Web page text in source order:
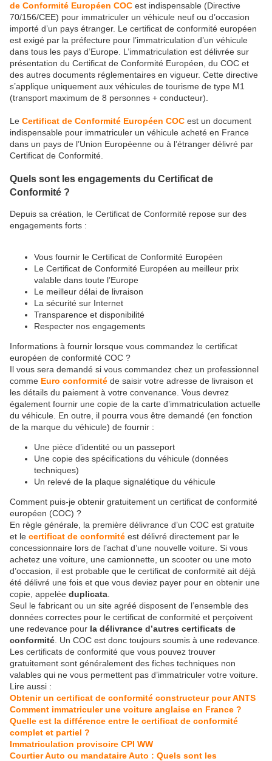
de Conformité Européen COC est indispensable (Directive
70/156/CEE) pour immatriculer un véhicule neuf ou d’occasion
importé d’un pays étranger. Le certificat de conformité européen
est exigé par la préfecture pour l’immatriculation d’un véhicule
dans tous les pays d’Europe. L’immatriculation est délivrée sur
présentation du Certificat de Conformité Européen, du COC et
des autres documents réglementaires en vigueur. Cette directive
s’applique uniquement aux véhicules de tourisme de type M1
(transport maximum de 8 personnes + conducteur).
Le Certificat de Conformité Européen COC est un document
indispensable pour immatriculer un véhicule acheté en France
dans un pays de l’Union Européenne ou à l’étranger délivré par
Certificat de Conformité.
Quels sont les engagements du Certificat de
Conformité ?
Depuis sa création, le Certificat de Conformité repose sur des
engagements forts :
Vous fournir le Certificat de Conformité Européen
Le Certificat de Conformité Européen au meilleur prix
valable dans toute l’Europe
Le meilleur délai de livraison
La sécurité sur Internet
Transparence et disponibilité
Respecter nos engagements
Informations à fournir lorsque vous commandez le certificat
européen de conformité COC ?
Il vous sera demandé si vous commandez chez un professionnel
comme Euro conformité de saisir votre adresse de livraison et
les détails du paiement à votre convenance. Vous devrez
également fournir une copie de la carte d’immatriculation actuelle
du véhicule. En outre, il pourra vous être demandé (en fonction
de la marque du véhicule) de fournir :
Une pièce d’identité ou un passeport
Une copie des spécifications du véhicule (données
techniques)
Un relevé de la plaque signalétique du véhicule
Comment puis-je obtenir gratuitement un certificat de conformité
européen (COC) ?
En règle générale, la première délivrance d’un COC est gratuite
et le certificat de conformité est délivré directement par le
concessionnaire lors de l’achat d’une nouvelle voiture. Si vous
achetez une voiture, une camionnette, un scooter ou une moto
d’occasion, il est probable que le certificat de conformité ait déjà
été délivré une fois et que vous deviez payer pour en obtenir une
copie, appelée duplicata
Seul le fabricant ou un site agréé disposent de l’ensemble des
données correctes pour le certificat de conformité et perçoivent
une redevance pour la délivrance d’autres certificats de
conformité . Un COC est donc toujours soumis à une redevance.
Les certificats de conformité que vous pouvez trouver
gratuitement sont généralement des fiches techniques non
valables qui ne vous permettent pas d’immatriculer votre voiture.
Lire aussi :
Obtenir un certificat de conformité constructeur pour ANTS
Comment immatriculer une voiture anglaise en France ?
Quelle est la différence entre le certificat de conformité
complet et partiel ?
Immatriculation provisoire CPI WW
Courtier Auto ou mandataire Auto : Quels sont les